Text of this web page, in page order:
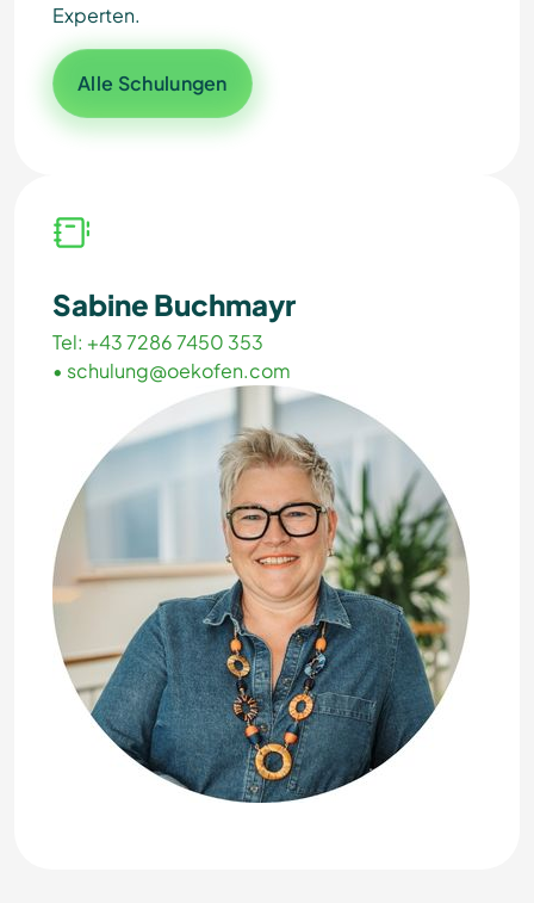
Experten.
Alle Schulungen
Sabine Buchmayr
Tel: +43 7286 7450 353
• schulung@oekofen.com